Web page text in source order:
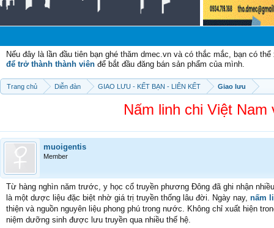
Nếu đây là lần đầu tiên bạn ghé thăm dmec.vn và có thắc mắc, bạn có
để trở thành thành viên để bắt đầu đăng bán sản phẩm của mình.
Trang chủ Diễn đàn GIAO LƯU - KẾT BẠN - LIÊN KẾT Giao lưu
Nấm linh chi Việt
muoigentis
Member
Từ hàng nghìn năm trước, y học cổ truyền phương Đông đã ghi nhận
là một dược liệu đặc biệt nhờ giá trị truyền thống lâu đời. Ngày nay, nấm
thiện và nguồn nguyên liệu phong phú trong nước. Không chỉ xuất hiện
niệm dưỡng sinh được lưu truyền qua nhiều thế hệ.